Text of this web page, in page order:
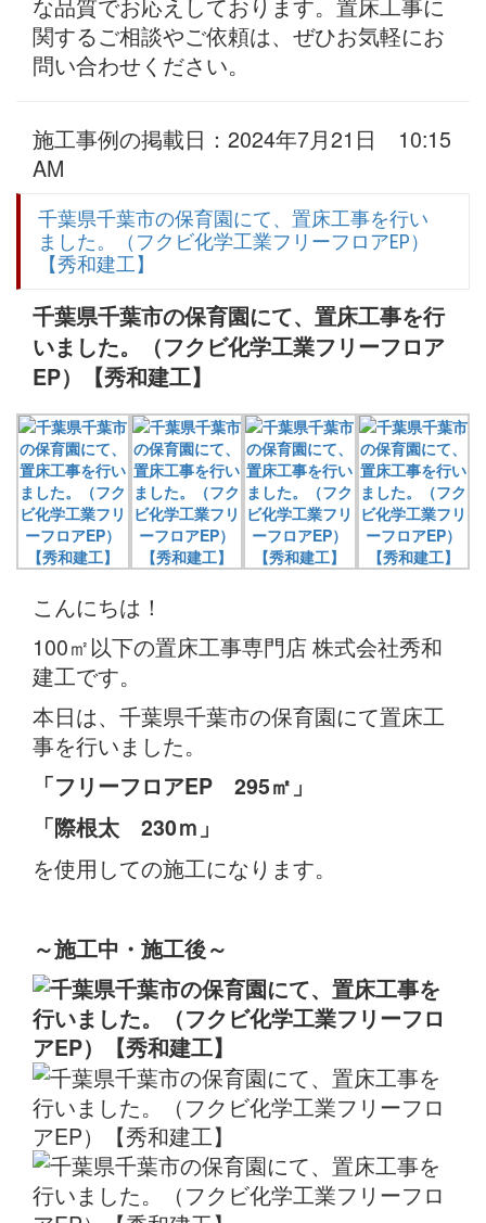
関するご相談やご依頼は、ぜひお気軽にお
問い合わせください。
施工事例の掲載日：2024年7月21日 10:15
AM
千葉県千葉市の保育園にて、置床工事を行い
ました。（フクビ化学工業フリーフロアEP）
【秀和建工】
千葉県千葉市の保育園にて、置床工事を行
いました。（フクビ化学工業フリーフロア
EP）【秀和建工】
こんにちは！
100㎡以下の置床工事専門店 株式会社秀和
建工です。
本日は、千葉県千葉市の保育園にて置床工
事を行いました。
「フリーフロアEP 295㎡」
「際根太 230ｍ」
を使用しての施工になります。
～施工中・施工後～